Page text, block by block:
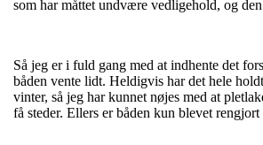
som har måttet undvære vedligehold, og
Så jeg er i fuld gang med at indhente det
båden vente lidt. Heldigvis har det hele
vinter, så jeg har kunnet nøjes med at
få steder. Ellers er båden kun blevet